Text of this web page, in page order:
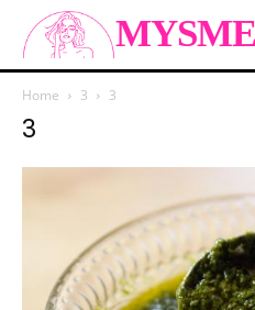
Home 3 3
3